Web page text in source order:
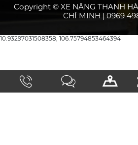
Copyright © XE NÂNG THANH
CHÍ MINH | 0969
10.93297031508358, 106.75794853464394